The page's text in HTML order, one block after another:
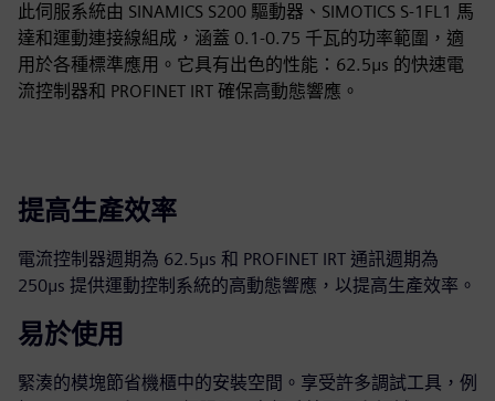
此伺服系統由 SINAMICS S200 驅動器、SIMOTICS S-1FL1 馬
達和運動連接線組成，涵蓋 0.1-0.75 千瓦的功率範圍，適
用於各種標準應用。它具有出色的性能：62.5μs 的快速電
流控制器和 PROFINET IRT 確保高動態響應。
提高生產效率
電流控制器週期為 62.5μs 和 PROFINET IRT 通訊週期為
250μs 提供運動控制系統的高動態響應，以提高生產效率。
易於使用
緊湊的模塊節省機櫃中的安裝空間。享受許多調試工具，例